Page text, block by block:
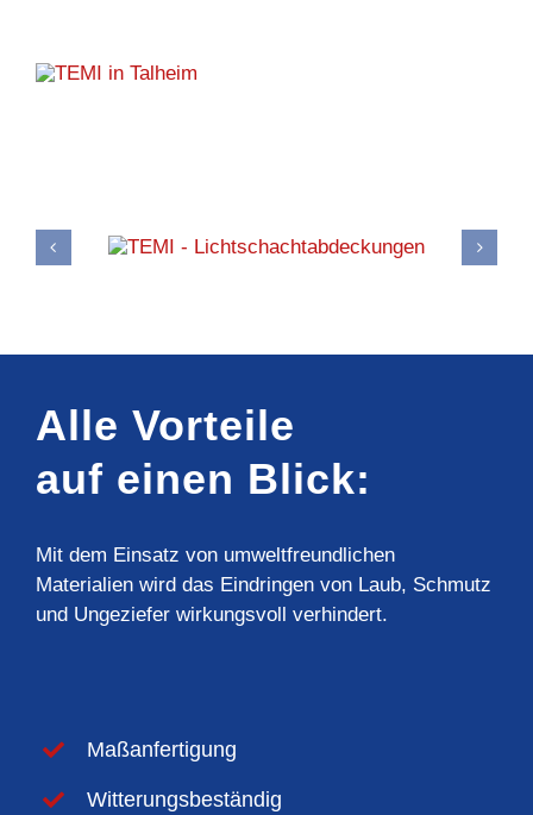
Alle Vorteile
auf einen Blick:
Mit dem Einsatz von umweltfreundlichen
Materialien wird das Eindringen von Laub, Schmutz
und Ungeziefer wirkungsvoll verhindert.
Maßanfertigung
Witterungsbeständig